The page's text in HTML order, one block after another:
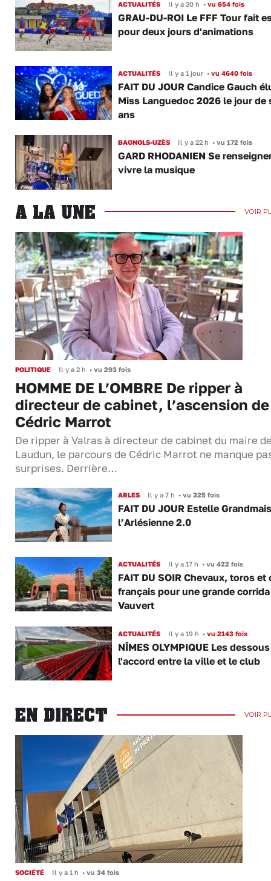
ACTUALITÉS Il y a 20 h •vu 654 fois
GRAU-DU-ROI Le FFF Tour fait
pour deux jours d'animations
ACTUALITÉS Il y a 1 jour •vu 4640 fois
FAIT DU JOUR Candice Gauch
Miss Languedoc 2026 le jour de
ans
BAGNOLS-UZÈS Il y a 22 h •vu 172 fois
GARD RHODANIEN Se
vivre la musique
A LA UNE VOIR
POLITIQUE Il y a 2 h • vu 293 fois
HOMME DE L’OMBRE De ripper à
directeur de cabinet, l’ascension de
Cédric Marrot
De ripper à Valras à directeur de cabinet du maire
Laudun, le parcours de Cédric Marrot ne manque
surprises. Derrière…
ARLES Il y a 7 h •vu 325 fois
FAIT DU JOUR Estelle
l’Arlésienne 2.0
ACTUALITÉS Il y a 17 h •vu 422 fois
FAIT DU SOIR Chevaux, toros et
français pour une grande corrida
Vauvert
ACTUALITÉS Il y a 19 h •vu 2143 fois
NÎMES OLYMPIQUE Les
l'accord entre la ville et le club
EN DIRECT VOIR
SOCIÉTÉ Il y a 1 h • vu 34 fois